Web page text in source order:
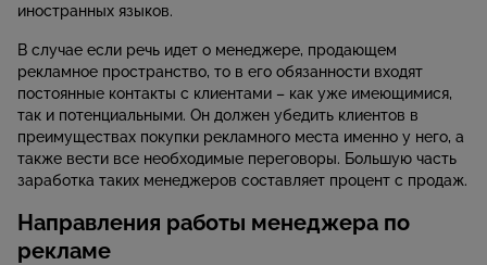
иностранных языков.
В случае если речь идет о менеджере, продающем
рекламное пространство, то в его обязанности входят
постоянные контакты с клиентами – как уже имеющимися,
так и потенциальными. Он должен убедить клиентов в
преимуществах покупки рекламного места именно у него, а
также вести все необходимые переговоры. Большую часть
заработка таких менеджеров составляет процент с продаж.
Направления работы менеджера по
рекламе